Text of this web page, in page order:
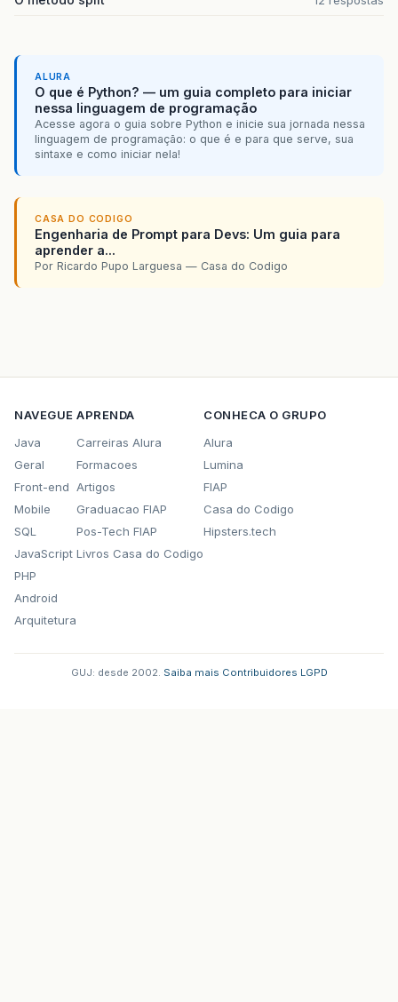
ALURA
O que é Python? — um guia completo para iniciar
nessa linguagem de programação
Acesse agora o guia sobre Python e inicie sua jornada nessa
linguagem de programação: o que é e para que serve, sua
sintaxe e como iniciar nela!
CASA DO CODIGO
Engenharia de Prompt para Devs: Um guia para
aprender a...
Por Ricardo Pupo Larguesa — Casa do Codigo
NAVEGUE
Java
Geral
Front-end
Mobile
SQL
JavaScript
PHP
Android
Arquitetura
APRENDA
Carreiras Alura
Formacoes
Artigos
Graduacao FIAP
Pos-Tech FIAP
Livros Casa do Codigo
CONHECA O GRUPO
Alura
Lumina
FIAP
Casa do Codigo
Hipsters.tech
GUJ: desde 2002. Saiba mais Contribuidores LGPD